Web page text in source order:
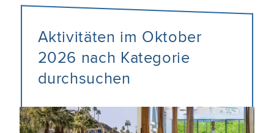
Aktivitäten im Oktober
2026 nach Kategorie
durchsuchen